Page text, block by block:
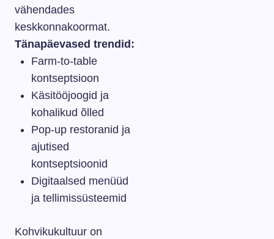
vähendades
keskkonnakoormat.
Tänapäevased trendid:
Farm-to-table
kontseptsioon
Käsitööjoogid ja
kohalikud õlled
Pop-up restoranid ja
ajutised
kontseptsioonid
Digitaalsed menüüd
ja tellimissüsteemid
Kohvikukultuur on